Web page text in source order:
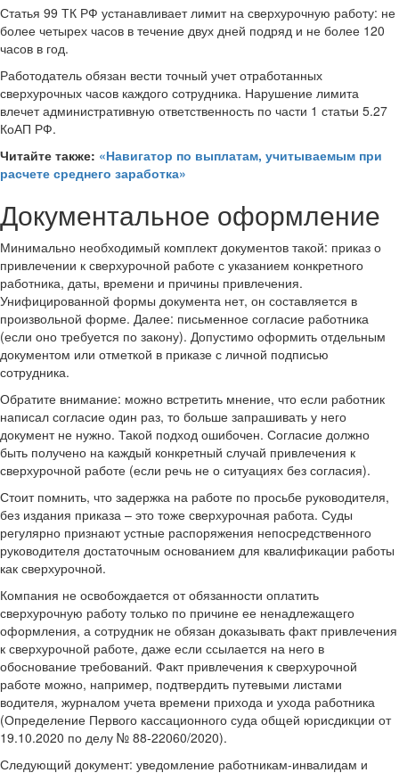
Статья 99 ТК РФ устанавливает лимит на сверхурочную работу: не
более четырех часов в течение двух дней подряд и не более 120
часов в год.
Работодатель обязан вести точный учет отработанных
сверхурочных часов каждого сотрудника. Нарушение лимита
влечет административную ответственность по части 1 статьи 5.27
КоАП РФ.
Читайте также: «Навигатор по выплатам, учитываемым при
расчете среднего заработка»
Документальное оформление
Минимально необходимый комплект документов такой: приказ о
привлечении к сверхурочной работе с указанием конкретного
работника, даты, времени и причины привлечения.
Унифицированной формы документа нет, он составляется в
произвольной форме. Далее: письменное согласие работника
(если оно требуется по закону). Допустимо оформить отдельным
документом или отметкой в приказе с личной подписью
сотрудника.
Обратите внимание: можно встретить мнение, что если работник
написал согласие один раз, то больше запрашивать у него
документ не нужно. Такой подход ошибочен. Согласие должно
быть получено на каждый конкретный случай привлечения к
сверхурочной работе (если речь не о ситуациях без согласия).
Стоит помнить, что задержка на работе по просьбе руководителя,
без издания приказа – это тоже сверхурочная работа. Суды
регулярно признают устные распоряжения непосредственного
руководителя достаточным основанием для квалификации работы
как сверхурочной.
Компания не освобождается от обязанности оплатить
сверхурочную работу только по причине ее ненадлежащего
оформления, а сотрудник не обязан доказывать факт привлечения
к сверхурочной работе, даже если ссылается на него в
обоснование требований. Факт привлечения к сверхурочной
работе можно, например, подтвердить путевыми листами
водителя, журналом учета времени прихода и ухода работника
(Определение Первого кассационного суда общей юрисдикции от
19.10.2020 по делу № 88-22060/2020).
Следующий документ: уведомление работникам-инвалидам и